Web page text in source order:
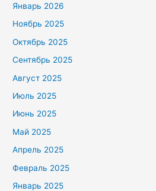
Январь 2026
Ноябрь 2025
Октябрь 2025
Сентябрь 2025
Август 2025
Июль 2025
Июнь 2025
Май 2025
Апрель 2025
Февраль 2025
Январь 2025